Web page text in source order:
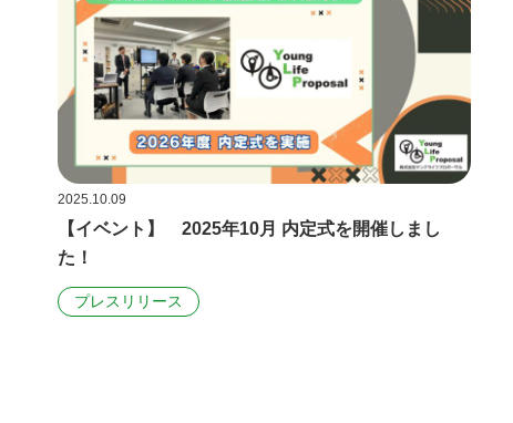
2025.10.09
【イベント】 2025年10月 内定式を開催しまし
た！
プレスリリース